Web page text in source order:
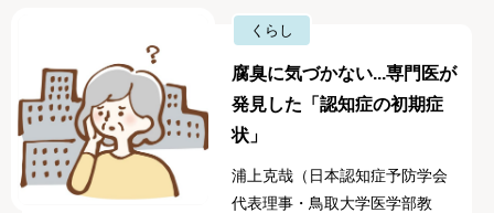
くらし
腐臭に気づかない...専門医が
発見した「認知症の初期症
状」
浦上克哉（日本認知症予防学会
代表理事・鳥取大学医学部教